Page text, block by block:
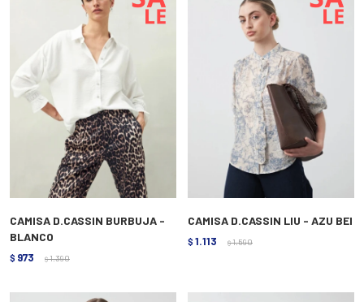
CAMISA D.CASSIN BURBUJA -
BLANCO
$ 973 $ 1.390
CAMISA D.CASSIN LIU - AZU BEI
$ 1.113 $ 1.590